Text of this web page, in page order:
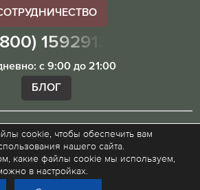
1592913
с 9:00 до 21:00
БЛОГ
ugibddmo.ru, носит исключительно
и не является публичной
офертой.
cookie, чтобы обеспечить вам
нашего сайта.
какие файлы cookie мы используем,
в настройках.